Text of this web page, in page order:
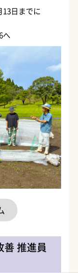
13日までに
へ
善 推進員